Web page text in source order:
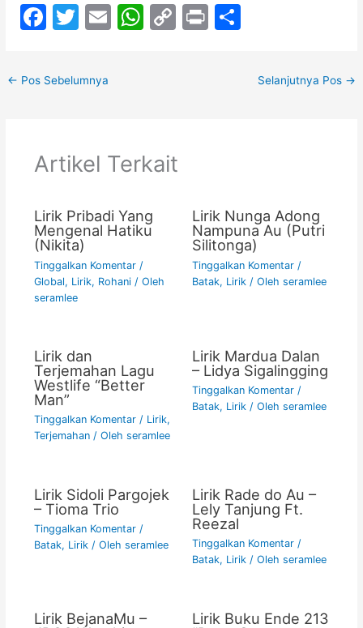
F
c
e
o
T
er
E
W
p
C
k
Pr
ar
← Pos Sebelumnya Selanjutnya Pos →
Artikel Terkait
Lirik Pribadi Yang
Mengenal Hatiku
(Nikita)
Tinggalkan Komentar /
Global, Lirik, Rohani/ Oleh
seramlee
Lirik Nunga Adong
Nampuna Au (Putri
Silitonga)
Tinggalkan Komentar /
Batak, Lirik/ Oleh seramlee
Lirik dan
Terjemahan Lagu
Westlife “Better
Man”
Tinggalkan Komentar / Lirik,
Terjemahan/ Oleh seramlee
Lirik Mardua Dalan
– Lidya Sigalingging
Tinggalkan Komentar /
Batak, Lirik/ Oleh seramlee
Lirik Sidoli Pargojek
– Tioma Trio
Tinggalkan Komentar /
Batak, Lirik/ Oleh seramlee
Lirik Rade do Au –
Lely Tanjung Ft.
Reezal
Tinggalkan Komentar /
Batak, Lirik/ Oleh seramlee
Lirik BejanaMu –
Lirik Buku Ende 213